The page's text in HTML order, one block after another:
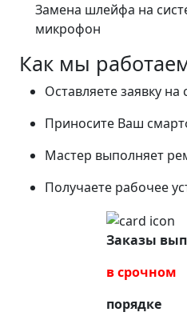
Замена шлейфа на
микрофон
Как мы
Оставляете заявку на
Приносите Ваш
Мастер выполняет
Получаете рабочее
Заказы
в срочном
порядке